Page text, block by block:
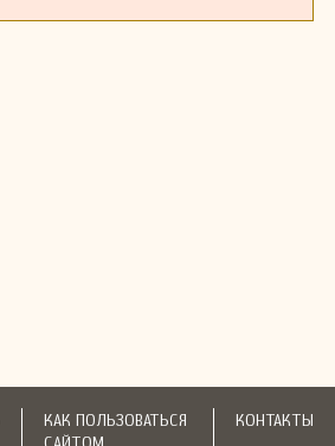
КАК ПОЛЬЗОВАТЬСЯ
КОНТАКТЫ